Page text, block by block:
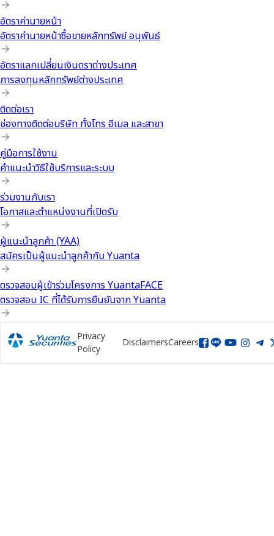
อัตราค่านายหน้า
อัตราค่านายหน้าซื้อขายหลักทรัพย์ อนุพันธ์
อัตราแลกเปลี่ยนเงินตราต่างประเทศ
การลงทุนหลักทรัพย์ต่างประเทศ
ติดต่อเรา
ช่องทางติดต่อบริษัท ทั้งโทร อีเมล และสาขา
คู่มือการใช้งาน
คำแนะนำวิธีใช้บริการและระบบ
ร่วมงานกับเรา
โอกาสและตำแหน่งงานที่เปิดรับ
ผู้แนะนำลูกค้า (YAA)
สมัครเป็นผู้แนะนำลูกค้ากับ Yuanta
ตรวจสอบผู้เข้าร่วมโครงการ YuantaFACE
ตรวจสอบ IC ที่ได้รับการยืนยันจาก Yuanta
Privacy
Policy
DisclaimersCareers